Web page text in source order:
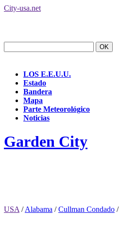
City-usa.net
LOS E.E.U.U.
Estado
Bandera
Mapa
Parte Meteorológico
Noticias
Garden City
USA /Alabama /Cullman Condado /